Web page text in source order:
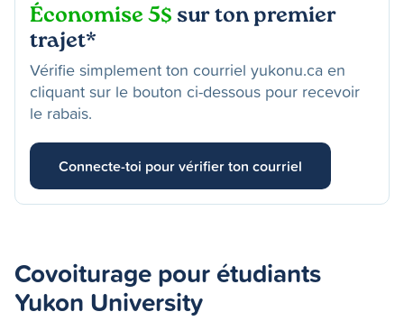
Économise 5$ sur ton premier
trajet*
Vérifie simplement ton courriel yukonu.ca en
cliquant sur le bouton ci-dessous pour recevoir
le rabais.
Connecte-toi pour vérifier ton courriel
Covoiturage pour étudiants
Yukon University